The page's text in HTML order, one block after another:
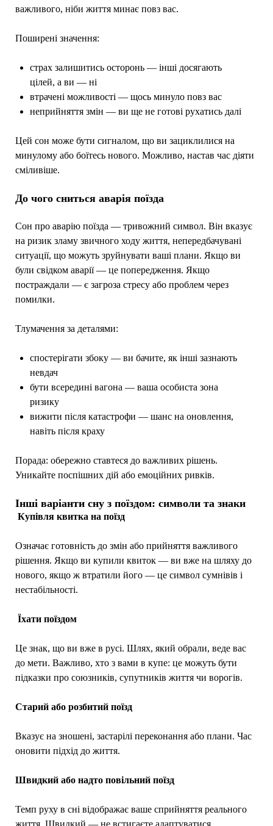
важливого, ніби життя минає повз вас.
Поширені значення:
страх залишитись осторонь — інші досягають
цілей, а ви — ні
втрачені можливості — щось минуло повз вас
неприйняття змін — ви ще не готові рухатись далі
Цей сон може бути сигналом, що ви зациклилися на
минулому або боїтесь нового. Можливо, настав час діяти
сміливіше.
До чого сниться аварія поїзда
Сон про аварію поїзда — тривожний символ. Він вказує
на ризик зламу звичного ходу життя, непередбачувані
ситуації, що можуть зруйнувати ваші плани. Якщо ви
були свідком аварії — це попередження. Якщо
постраждали — є загроза стресу або проблем через
помилки.
Тлумачення за деталями:
спостерігати збоку — ви бачите, як інші зазнають
невдач
бути всередині вагона — ваша особиста зона
ризику
вижити після катастрофи — шанс на оновлення,
навіть після краху
Порада: обережно ставтеся до важливих рішень.
Уникайте поспішних дій або емоційних ривків.
Інші варіанти сну з поїздом: символи та знаки
Купівля квитка на поїзд
Означає готовність до змін або прийняття важливого
рішення. Якщо ви купили квиток — ви вже на шляху до
нового, якщо ж втратили його — це символ сумнівів і
нестабільності.
Їхати поїздом
Це знак, що ви вже в русі. Шлях, який обрали, веде вас
до мети. Важливо, хто з вами в купе: це можуть бути
підказки про союзників, супутників життя чи ворогів.
Старий або розбитий поїзд
Вказує на зношені, застарілі переконання або плани. Час
оновити підхід до життя.
Швидкий або надто повільний поїзд
Темп руху в сні відображає ваше сприйняття реального
життя. Швидкий — не встигаєте адаптуватися,